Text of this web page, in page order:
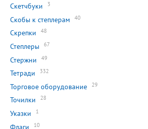
Скетчбуки 3
Скобы к степлерам 40
Скрепки 48
Степлеры 67
Стержни 49
Тетради 332
Торговое оборудование 29
Точилки 28
Указки 1
Флаги 10